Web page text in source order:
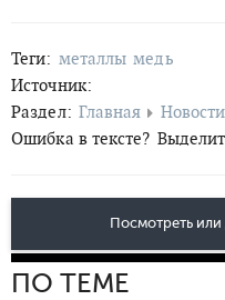
Теги: металлы медь
Источник:
Раздел: Главная Новости
Ошибка в тексте?
Посмотреть
ПО ТЕМЕ